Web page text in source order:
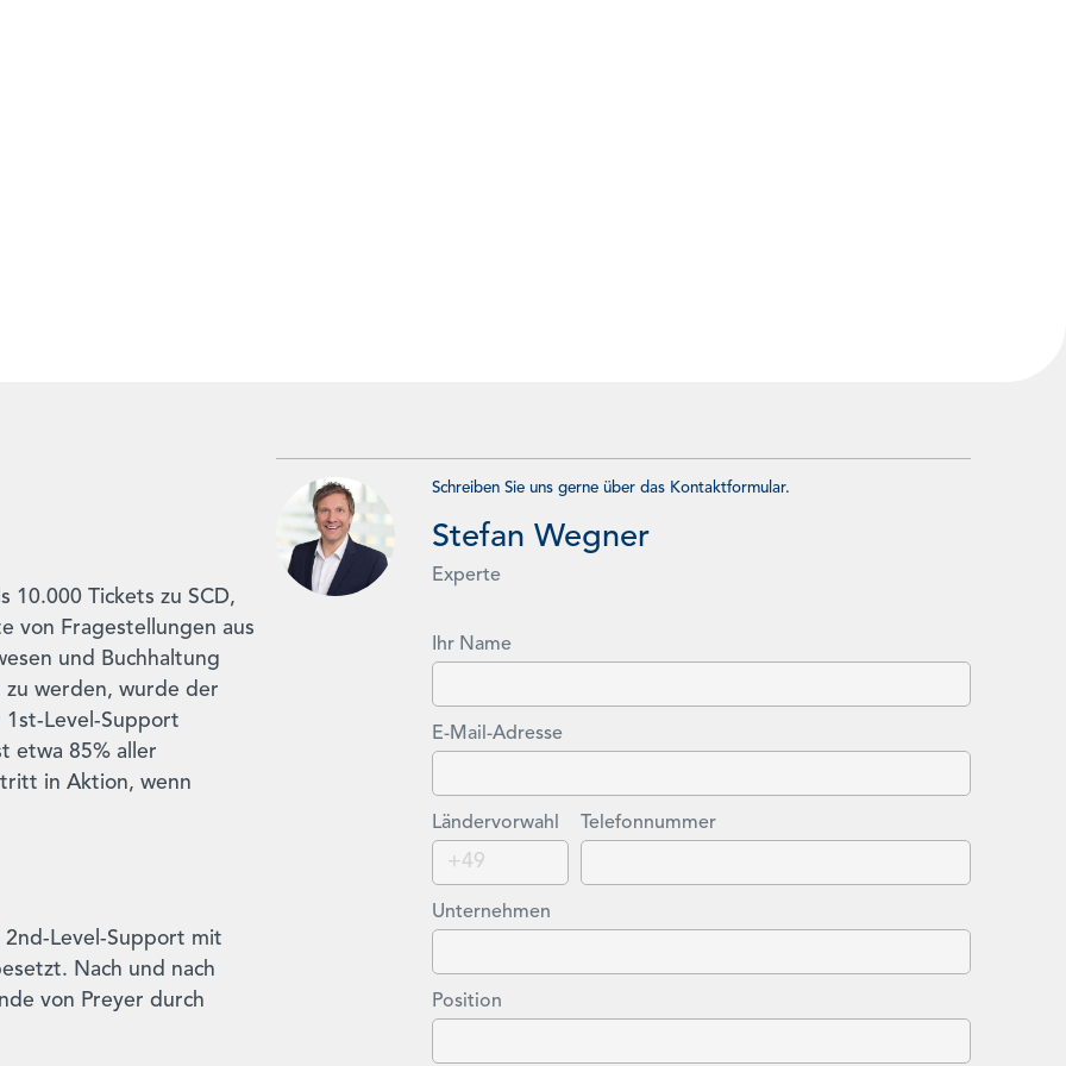
10.000 Tickets zu SCD,
von Fragestellungen aus
und Buchhaltung
werden, wurde der
1st-Level-Support
etwa 85% aller
in Aktion, wenn
2nd-Level-Support mit
Nach und nach
von Preyer durch
Schreiben Sie uns gerne über das Kontaktformular.
Stefan Wegner
Experte
Ihr Name
E-Mail-Adresse
Ländervorwahl Telefonnummer
Unternehmen
Position